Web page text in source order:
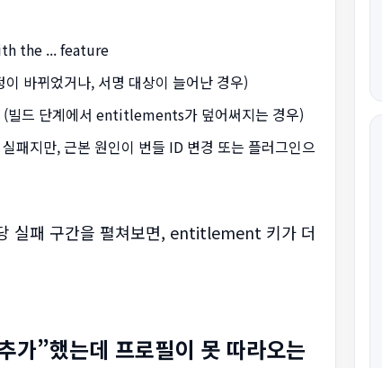
the ... feature
이 바뀌었거나, 서명 대상이 늘어난 경우)
(빌드 단계에서 entitlements가 덮어써지는 경우)
패지만, 근본 원인이 번들 ID 변경 또는 플러그인으
실패 구간을 펼쳐보면, entitlement 키가 더
”했는데 프로필이 못 따라오는